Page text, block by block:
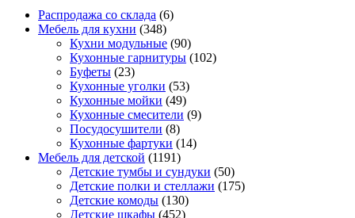
Распродажа со склада (6)
Мебель для кухни (348)
Кухни модульные (90)
Кухонные гарнитуры (102)
Буфеты (23)
Кухонные уголки (53)
Кухонные мойки (49)
Кухонные смесители (9)
Посудосушители (8)
Кухонные фартуки (14)
Мебель для детской (1191)
Детские тумбы и сундуки (50)
Детские полки и стеллажи (175)
Детские комоды (130)
Детские шкафы (452)